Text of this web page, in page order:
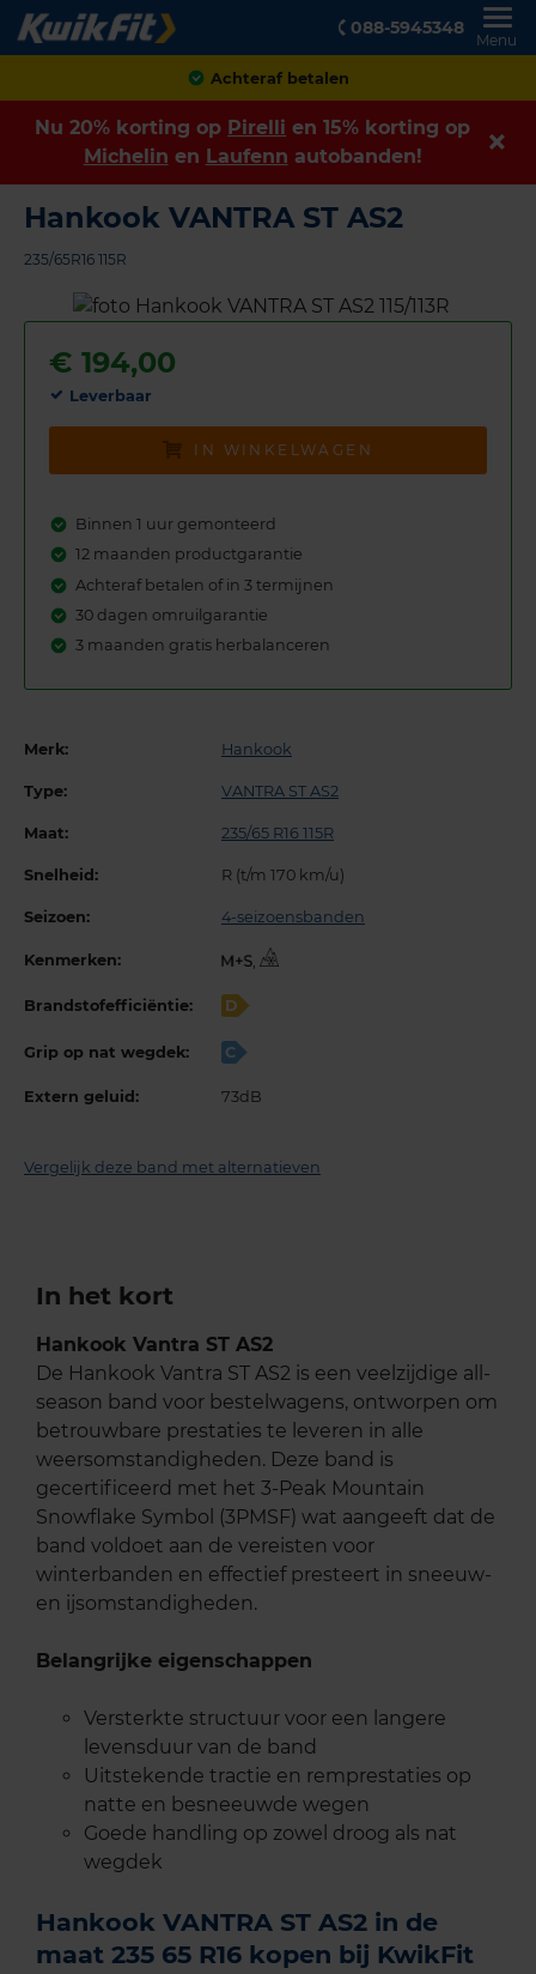
088-5945348
Menu
Achteraf betalen
Nu 20% korting op Pirelli en 15% korting op
Michelin en Laufenn autobanden!
Hankook VANTRA ST AS2
235/65R16 115R
€ 194,00
Leverbaar
IN WINKELWAGEN
Binnen 1 uur gemonteerd
12 maanden productgarantie
Achteraf betalen of in 3 termijnen
30 dagen omruilgarantie
3 maanden gratis herbalanceren
Merk: Hankook
Type: VANTRA ST AS2
Maat: 235/65 R16 115R
Snelheid: R (t/m 170 km/u)
Seizoen: 4-seizoensbanden
Kenmerken: ,
Brandstofefficiëntie: D
Grip op nat wegdek: C
Extern geluid: 73dB
Vergelijk deze band met alternatieven
In het kort
Hankook Vantra ST AS2
De Hankook Vantra ST AS2 is een veelzijdige all-
season band voor bestelwagens, ontworpen om
betrouwbare prestaties te leveren in alle
weersomstandigheden. Deze band is
gecertificeerd met het 3-Peak Mountain
Snowflake Symbol (3PMSF) wat aangeeft dat de
band voldoet aan de vereisten voor
winterbanden en effectief presteert in sneeuw-
en ijsomstandigheden.
Belangrijke eigenschappen
Versterkte structuur voor een langere
levensduur van de band
Uitstekende tractie en remprestaties op
natte en besneeuwde wegen
Goede handling op zowel droog als nat
wegdek
Hankook VANTRA ST AS2 in de
maat 235 65 R16 kopen bij KwikFit